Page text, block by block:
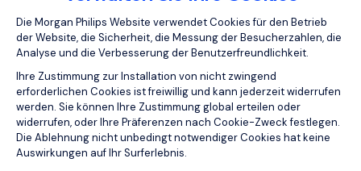
Einwilligungsmanagementplattform:
Die Morgan Philips Website verwendet Cookies für den Betrieb
der Website, die Sicherheit, die Messung der Besucherzahlen, die
Analyse und die Verbesserung der Benutzerfreundlichkeit.
Ihre Zustimmung zur Installation von nicht zwingend
erforderlichen Cookies ist freiwillig und kann jederzeit widerrufen
werden. Sie können Ihre Zustimmung global erteilen oder
widerrufen, oder Ihre Präferenzen nach Cookie-Zweck festlegen.
Die Ablehnung nicht unbedingt notwendiger Cookies hat keine
Auswirkungen auf Ihr Surferlebnis.